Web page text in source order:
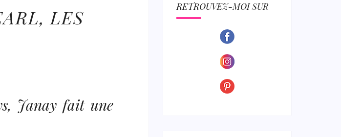
COLLECTION
LES
Janay fait une
RETROUVEZ-MOI SUR